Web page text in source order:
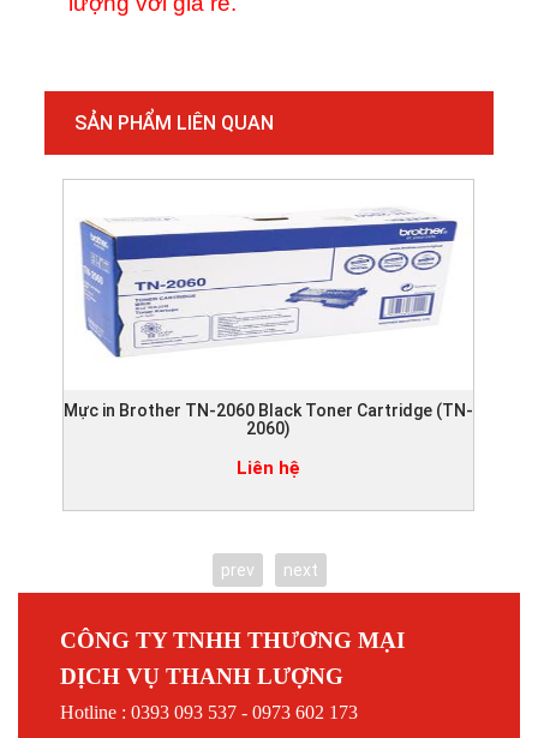
SẢN PHẨM LIÊN QUAN
Mực in Brother TN-2060 Black Toner Cartridge (TN-
2060)
Liên hệ
prev next
CÔNG TY TNHH THƯƠNG MẠI
DỊCH VỤ THANH LƯỢNG
Hotline : 0393 093 537 - 0973 602 173